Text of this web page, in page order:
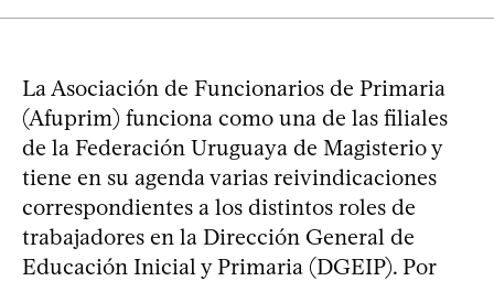
La Asociación de Funcionarios de Primaria
(Afuprim) funciona como una de las filiales
de la Federación Uruguaya de Magisterio y
tiene en su agenda varias reivindicaciones
correspondientes a los distintos roles de
trabajadores en la Dirección General de
Educación Inicial y Primaria (DGEIP). Por